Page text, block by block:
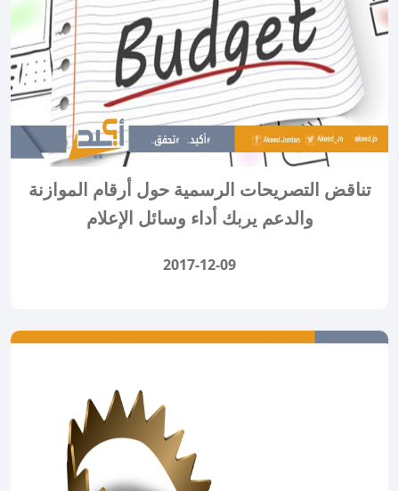
تناقض التصريحات الرسمية حول أرقام الموازنة
والدعم يربك أداء وسائل الإعلام
2017-12-09